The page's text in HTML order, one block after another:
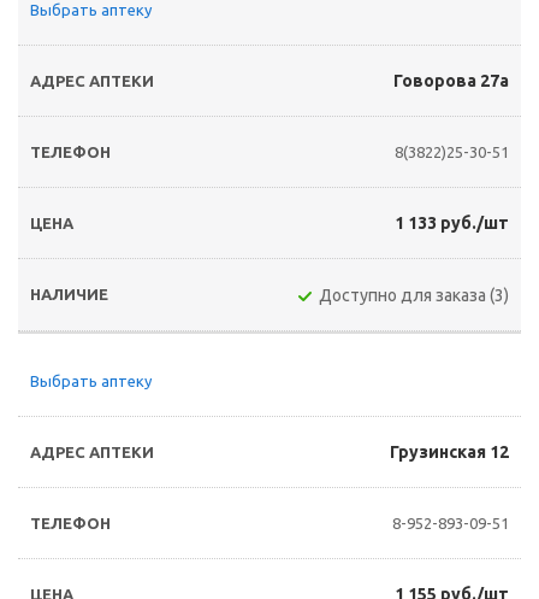
Выбрать аптеку
Говорова 27а
8(3822)25-30-51
1 133 руб./шт
Доступно для заказа (3)
Выбрать аптеку
Грузинская 12
8-952-893-09-51
1 155 руб./шт